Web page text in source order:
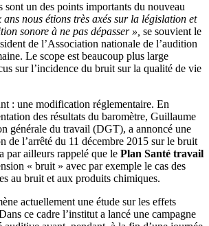
sont un des points importants du nouveau
ans nous étions très axés sur la législation et
sonore à ne pas dépasser », se souvient le
de l’Association nationale de l’audition
Le scope est beaucoup plus large
sur l’incidence du bruit sur la qualité de vie
: une modification réglementaire. En
des résultats du baromètre, Guillaume
générale du travail (DGT), a annoncé une
de l’arrêté du 11 décembre 2015 sur le bruit
par ailleurs rappelé que le Plan Santé travail
« bruit » avec par exemple le cas des
au bruit et aux produits chimiques.
actuellement une étude sur les effets
ce cadre l’institut a lancé une campagne